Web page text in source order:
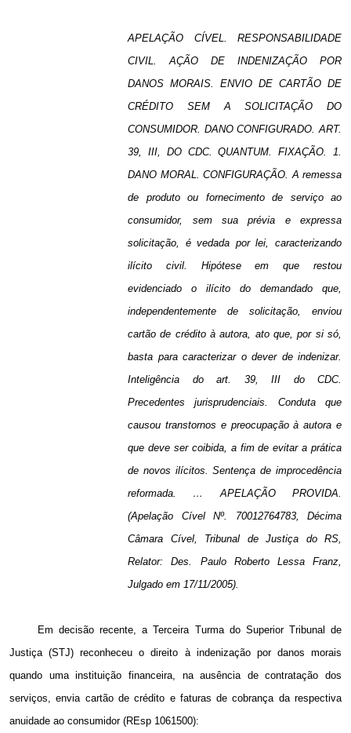
APELAÇÃO CÍVEL. RESPONSABILIDADE
CIVIL. AÇÃO DE INDENIZAÇÃO POR
DANOS MORAIS. ENVIO DE CARTÃO DE
CRÉDITO SEM A SOLICITAÇÃO DO
CONSUMIDOR. DANO CONFIGURADO. ART.
39, III, DO CDC. QUANTUM. FIXAÇÃO. 1.
DANO MORAL. CONFIGURAÇÃO. A remessa
de produto ou fornecimento de serviço ao
consumidor, sem sua prévia e expressa
solicitação, é vedada por lei, caracterizando
ilícito civil. Hipótese em que restou
evidenciado o ilícito do demandado que,
independentemente de solicitação, enviou
cartão de crédito à autora, ato que, por si só,
basta para caracterizar o dever de indenizar.
Inteligência do art. 39, III do CDC.
Precedentes jurisprudenciais. Conduta que
causou transtornos e preocupação à autora e
que deve ser coibida, a fim de evitar a prática
de novos ilícitos. Sentença de improcedência
reformada. … APELAÇÃO PROVIDA.
(Apelação Cível Nº. 70012764783, Décima
Câmara Cível, Tribunal de Justiça do RS,
Relator: Des. Paulo Roberto Lessa Franz,
Julgado em 17/11/2005).
Em decisão recente, a Terceira Turma do Superior Tribunal de
Justiça (STJ) reconheceu o direito à indenização por danos morais
quando uma instituição financeira, na ausência de contratação dos
serviços, envia cartão de crédito e faturas de cobrança da respectiva
anuidade ao consumidor (REsp 1061500):